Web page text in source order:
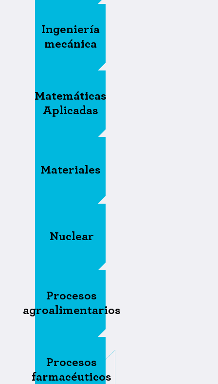
Ingeniería
mecánica
Matemáticas
Aplicadas
Materiales
Nuclear
Procesos
agroalimentarios
Procesos
farmacéuticos